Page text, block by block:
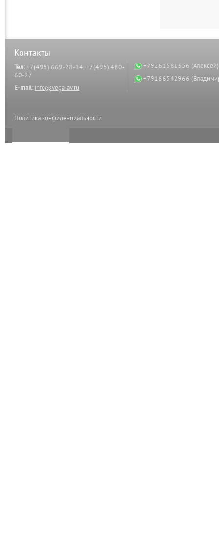
Контакты
Тел:+7(495) 669-28-14, +7(495) 480-
60-27
E-mail: info@vega-av.ru
Политика конфиденциальности
+79261581356 (Алексей)
+79166542966